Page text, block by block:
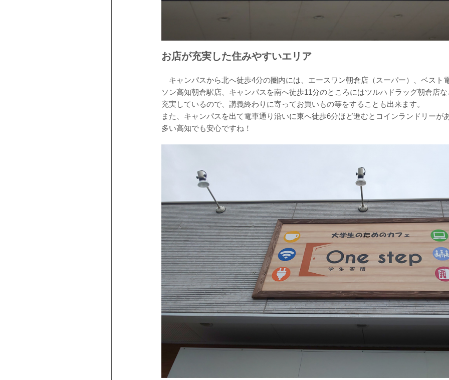
お店が充実した住みやすいエリア
キャンパスから北へ徒歩4分の圏内には、エースワン朝倉店（スーパー）、ベスト
ソン高知朝倉駅店、キャンパスを南へ徒歩11分のところにはツルハドラッグ朝倉店
充実しているので、講義終わりに寄ってお買いもの等をすることも出来ます。
また、キャンパスを出て電車通り沿いに東へ徒歩6分ほど進むとコインランドリーが
多い高知でも安心ですね！